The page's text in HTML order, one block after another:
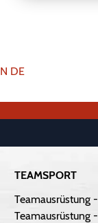
DE
TEAMSPORT
Teamausrüstung
Teamausrüstung